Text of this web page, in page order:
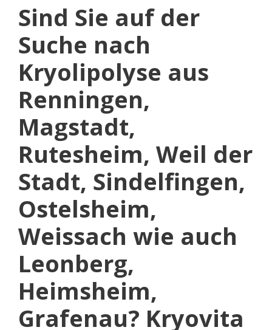
Sind Sie auf der
Suche nach
Kryolipolyse aus
Renningen,
Magstadt,
Rutesheim, Weil der
Stadt, Sindelfingen,
Ostelsheim,
Weissach wie auch
Leonberg,
Heimsheim,
Grafenau? Kryovita